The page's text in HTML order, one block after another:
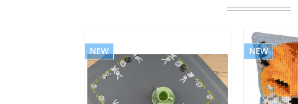
NEW NEW